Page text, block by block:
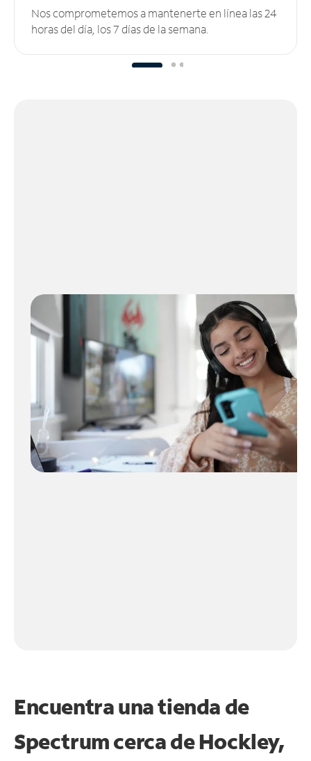
Nos comprometemos a mantenerte en línea las 24
horas del día, los 7 días de la semana.
Encuentra una tienda de
Spectrumcerca de Hockley,